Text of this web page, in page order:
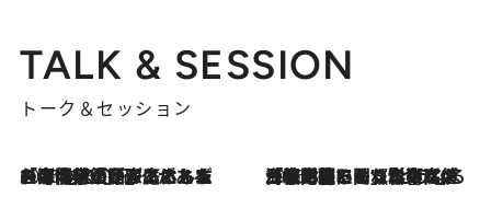
TALK & SESSION
トーク＆セッション
2026.8.3
「今後値上げがあるとすれば…」「リスクがあるのは今年の冬」エネルギー専門家が語る、ホルムズ海峡封鎖が家庭にもたらす“ある心配” 2026.8.3
「住宅建てられない…」「サーチャージ料の高値が続いている」ホルムズ海峡封鎖による影響はいつまで続く？《エネルギー専門家に聞く“どうなる日本の暮らし”》